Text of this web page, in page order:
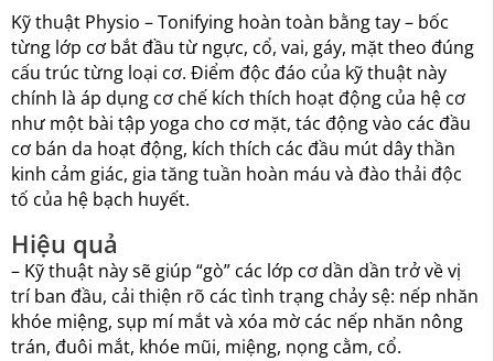
Kỹ thuật Physio – Tonifying hoàn toàn bằng tay – bốc
từng lớp cơ bắt đầu từ ngực, cổ, vai, gáy, mặt theo đúng
cấu trúc từng loại cơ. Điểm độc đáo của kỹ thuật này
chính là áp dụng cơ chế kích thích hoạt động của hệ cơ
như một bài tập yoga cho cơ mặt, tác động vào các đầu
cơ bán da hoạt động, kích thích các đầu mút dây thần
kinh cảm giác, gia tăng tuần hoàn máu và đào thải độc
tố của hệ bạch huyết.
Hiệu quả
– Kỹ thuật này sẽ giúp “gò” các lớp cơ dần dần trở về vị
trí ban đầu, cải thiện rõ các tình trạng chảy sệ: nếp nhăn
khóe miệng, sụp mí mắt và xóa mờ các nếp nhăn nông
trán, đuôi mắt, khóe mũi, miệng, nọng cằm, cổ.